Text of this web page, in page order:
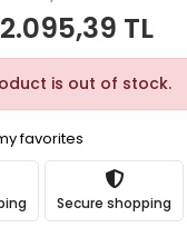
2.095,39 TL
is out of stock.
favorites
Secure shopping